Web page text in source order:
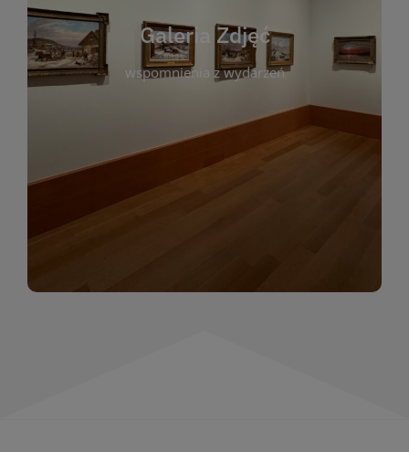
Galeria Zdjęć
wspomnienia z wydarzeń
którym można zobaczyć, jak żyje nasza biblioteka
i jej społeczność. Zdjęcia dokumentują zarówno
uroczyste chwile, jak i codzienne aktywności
czytelników. Regularnie dodajemy nowe galerie,
by każdy mógł powrócić do wyjątkowych
momentów. Zapraszamy do obejrzenia,
wspominania i inspirowania się!